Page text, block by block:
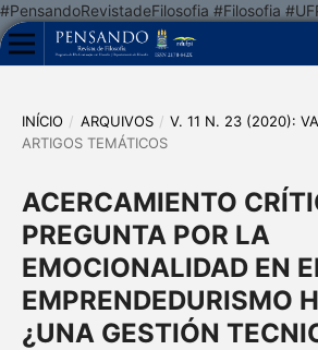
#PensandoRevistadeFilosofia #Filosofia
INÍCIO / ARQUIVOS / V. 11 N. 23 (2020):
ARTIGOS TEMÁTICOS
ACERCAMIENTO
PREGUNTA POR LA
EMOCIONALIDAD EN
EMPRENDEDURISMO
¿UNA GESTIÓN